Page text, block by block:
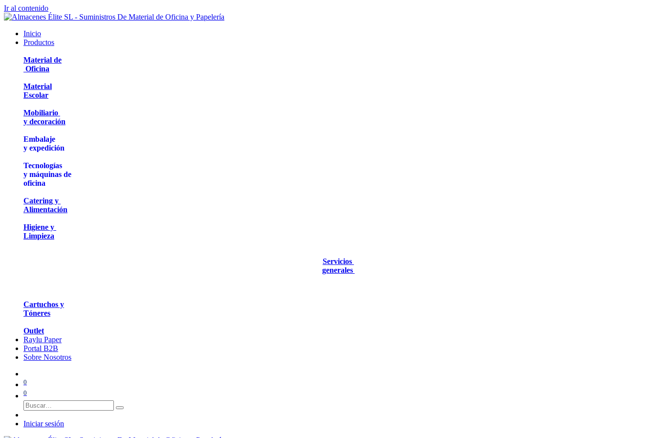
Ir al contenido
Inicio
Productos
Material de
Oficina
Material
Escolar
Mobiliario
y decoración
Embalaje
y expedición
Tecnologías
y máquinas de
oficina
Catering y
Alimentación
Higiene y
Limpieza
Servicios
generales
Cartuchos y
Tóneres
Outlet
Raylu Paper
Portal B2B
Sobre Nosotros
0
0
Iniciar sesión